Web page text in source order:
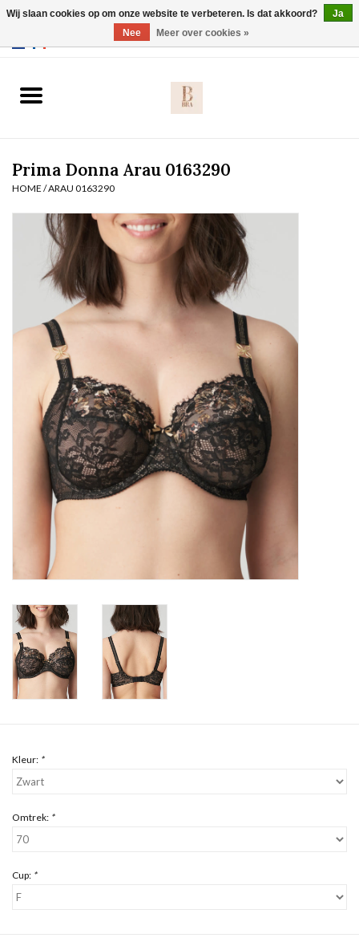
Slip
Body
Nachtmode
Homewear
Badmode
Lingerie-accessoires
Cadeaubonnen
Prima Donna Arau 0163290
HOME /ARAU 0163290
Kleur: *
Omtrek: *
Cup: *
Wij slaan cookies op om onze website te verbeteren. Is dat akkoord?
Ja
Nee
Meer over cookies »
Webshop werkt met EU maten. .